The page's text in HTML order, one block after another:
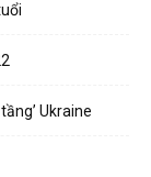
Ukraine